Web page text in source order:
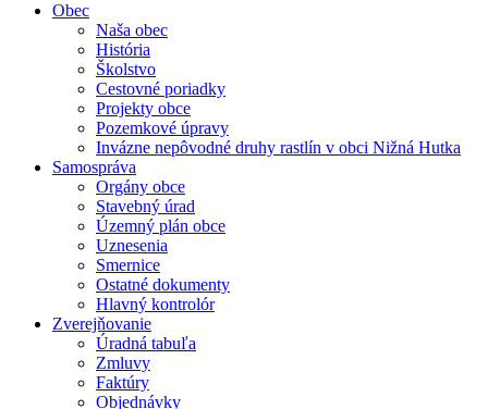
Obec
Naša obec
História
Školstvo
Cestovné poriadky
Projekty obce
Pozemkové úpravy
Invázne nepôvodné druhy rastlín v obci Nižná Hutka
Samospráva
Orgány obce
Stavebný úrad
Územný plán obce
Uznesenia
Smernice
Ostatné dokumenty
Hlavný kontrolór
Zverejňovanie
Úradná tabuľa
Zmluvy
Faktúry
Objednávky